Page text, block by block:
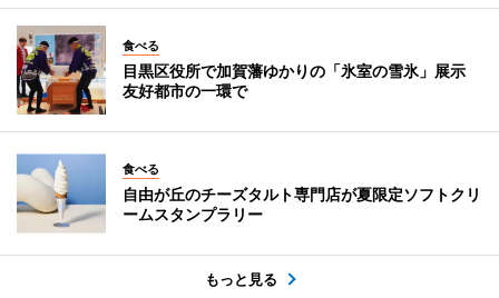
食べる
目黒区役所で加賀藩ゆかりの「氷室の雪氷」展示
友好都市の一環で
食べる
自由が丘のチーズタルト専門店が夏限定ソフトクリ
ームスタンプラリー
もっと見る